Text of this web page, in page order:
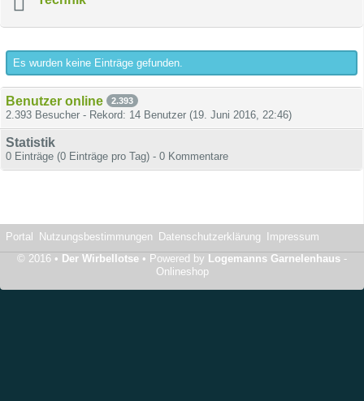
Es wurden keine Einträge gefunden.
Benutzer online 2.393
2.393 Besucher - Rekord: 14 Benutzer (19. Juni 2016, 22:46)
Statistik
0 Einträge (0 Einträge pro Tag) - 0 Kommentare
Portal Nutzungsbestimmungen Datenschutzerklärung
Impressum
© 2016 • Der Wirbellotse • Powered by Logemanns Garnelenhaus -
Onlineshop